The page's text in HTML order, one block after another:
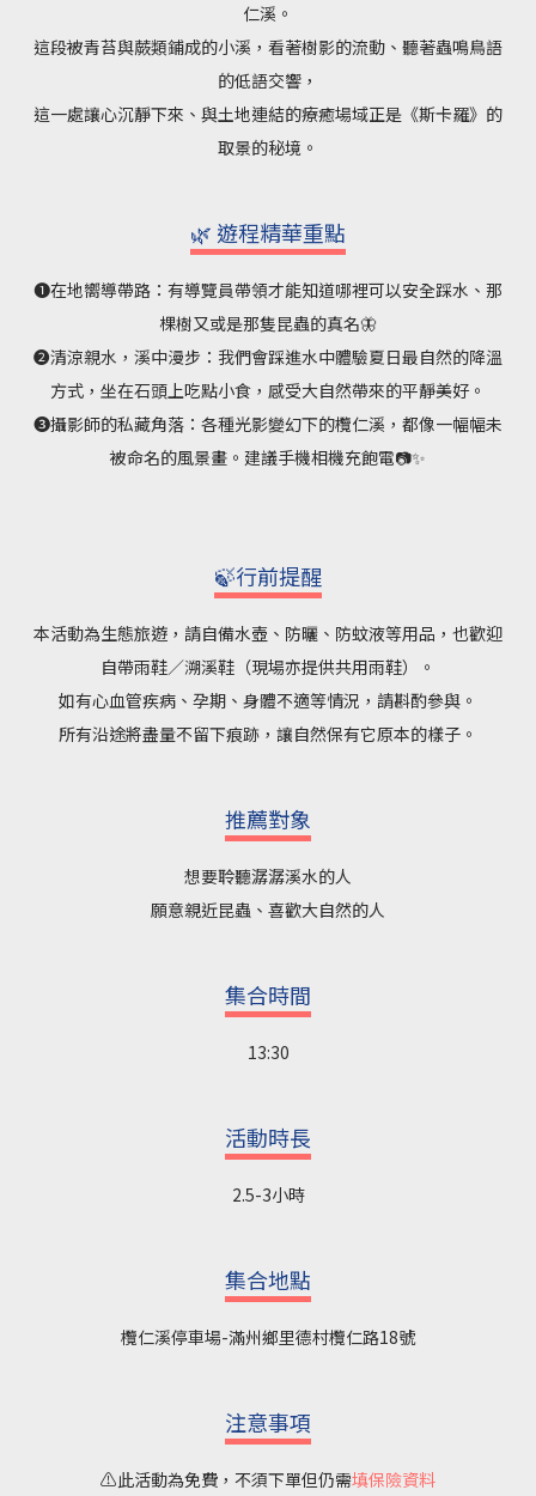
仁溪。
這段被青苔與蕨類鋪成的小溪，看著樹影的流動、聽著蟲鳴鳥語
的低語交響，
這一處讓心沉靜下來、與土地連結的療癒場域正是《斯卡羅》的
取景的秘境。
🌿 遊程精華重點
➊在地嚮導帶路：有導覽員帶領才能知道哪裡可以安全踩水、那
棵樹又或是那隻昆蟲的真名🦋
➋清涼親水，溪中漫步：我們會踩進水中體驗夏日最自然的降溫
方式，坐在石頭上吃點小食，感受大自然帶來的平靜美好。
➌攝影師的私藏角落：各種光影變幻下的欖仁溪，都像一幅幅未
被命名的風景畫。建議手機相機充飽電📷✨
🍃行前提醒
本活動為生態旅遊，請自備水壺、防曬、防蚊液等用品，也歡迎
自帶雨鞋／溯溪鞋（現場亦提供共用雨鞋）。
如有心血管疾病、孕期、身體不適等情況，請斟酌參與。
所有沿途將盡量不留下痕跡，讓自然保有它原本的樣子。
推薦對象
想要聆聽潺潺溪水的人
願意親近昆蟲、喜歡大自然的人
集合時間
13:30
活動時長
2.5-3小時
集合地點
欖仁溪停車場-滿州鄉里德村欖仁路18號
注意事項
⚠️此活動為免費，不須下單但仍需填保險資料